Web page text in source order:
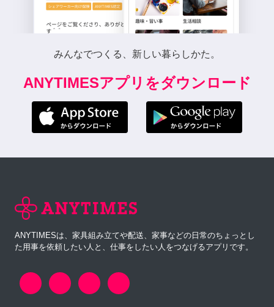
みんなでつくる、新しい暮らしかた。
ANYTIMESアプリをダウンロード
ANYTIMESは、家具組み立てや配送、家事などの日常のちょっとし
た用事を依頼したい人と、仕事をしたい人をつなげるアプリです。